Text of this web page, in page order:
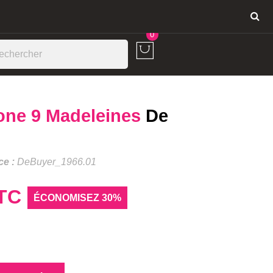
0
9 Madeleines De
: DeBuyer_1966.01
ÉCONOMISEZ 30%